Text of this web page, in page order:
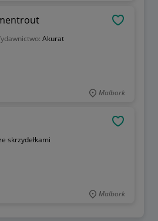
Akurat
Malbork
skrzydełkami
Malbork